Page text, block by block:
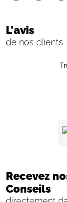
L'avis
de nos clients
Recevez
Conseils